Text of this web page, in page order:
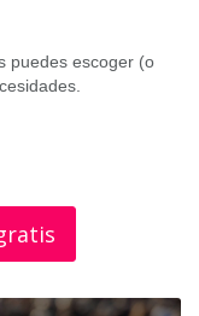
puedes escoger (o